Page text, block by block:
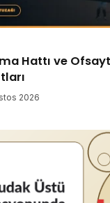
Hattı ve Ofsayt
2026